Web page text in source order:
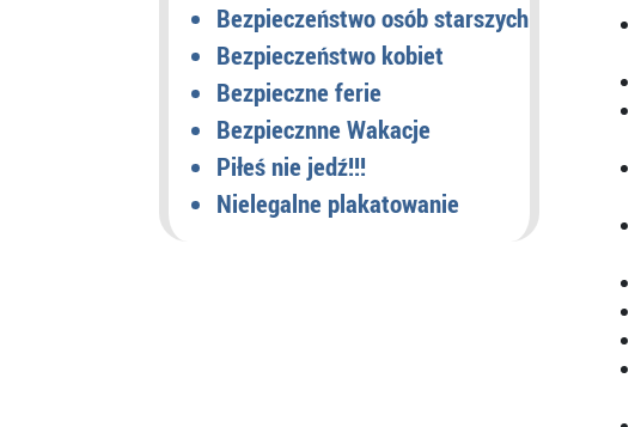
Bezpieczeństwo osób starszych
Bezpieczeństwo kobiet
Bezpieczne ferie
Bezpiecznne Wakacje
Piłeś nie jedź!!!
Nielegalne plakatowanie